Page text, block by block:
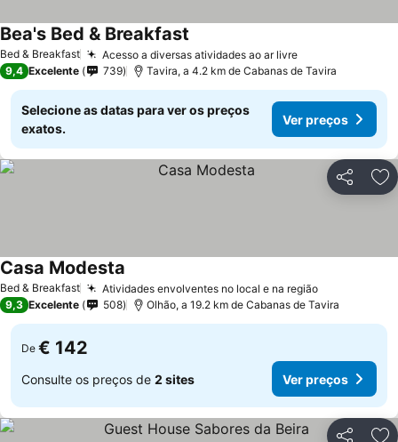
Bed & Breakfast Acesso a diversas atividades ao ar livreVer preços
Bea's Bed & Breakfast
9,4 Excelente 739 Tavira, a 4.2 km de Cabanas de Tavira
Selecione as datas para ver os preços
exatos.
Ver preços
Partilhar
Bed & Breakfast Atividades envolventes no local e na regiãoVer preços
Casa Modesta
9,3 Excelente 508 Olhão, a 19.2 km de Cabanas de Tavira
De € 142
Consulte os preços de 2 sites Ver preços